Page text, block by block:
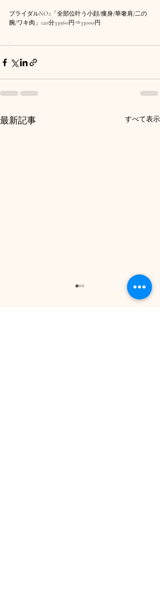
ブライダルNO.1「全部位叶う小顔/痩身/華奢肩/二の
腕/ワキ肉」120分33960円⇒33000円
.
最新記事 すべて表示